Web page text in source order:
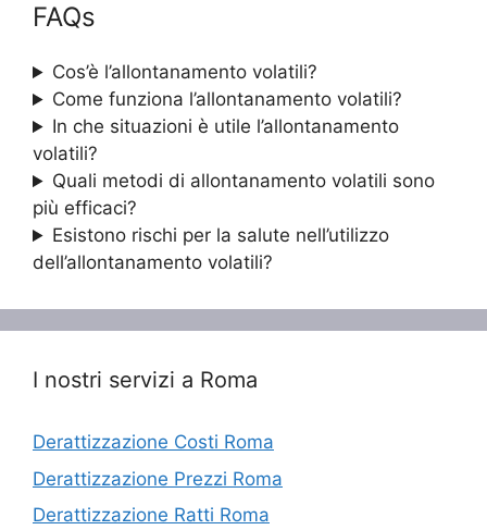
FAQs
Cos’è l’allontanamento volatili?
Come funziona l’allontanamento volatili?
In che situazioni è utile l’allontanamento
volatili?
Quali metodi di allontanamento volatili sono
più efficaci?
Esistono rischi per la salute nell’utilizzo
dell’allontanamento volatili?
I nostri servizi a Roma
Derattizzazione Costi Roma
Derattizzazione Prezzi Roma
Derattizzazione Ratti Roma